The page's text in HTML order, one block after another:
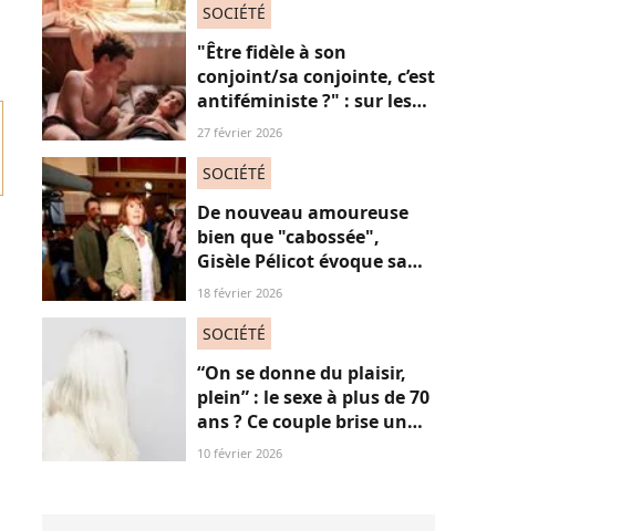
subissent toutes ses
consœurs
SOCIÉTÉ
"Être fidèle à son
conjoint/sa conjointe, c’est
antiféministe ?" : sur les
réseaux sociaux, cette
27 février 2026
SOCIÉTÉ
De nouveau amoureuse
bien que "cabossée",
Gisèle Pélicot évoque sa
nouvelle vie avec
18 février 2026
SOCIÉTÉ
“On se donne du plaisir,
plein” : le sexe à plus de 70
ans ? Ce couple brise un
non-dit sur ces images
10 février 2026